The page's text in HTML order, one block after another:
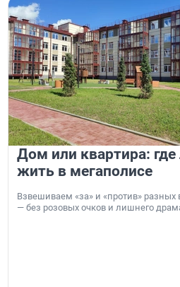
Дом или квартира:
жить в мегаполисе
Взвешиваем «за» и «против» разных
— без розовых очков и лишнего